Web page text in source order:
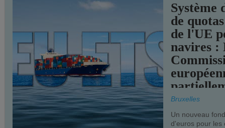
Système
de
de l'UE
navires :
Bruxelles
Un nouveau
d'euros pour les